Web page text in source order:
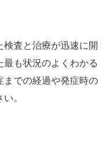
検査と治療が迅速に開
も状況のよくわかる
までの経過や発症時の
。